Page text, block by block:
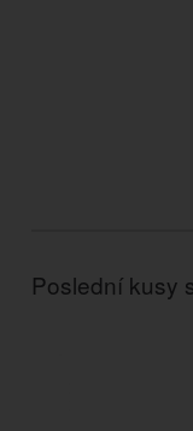
Poslední kusy